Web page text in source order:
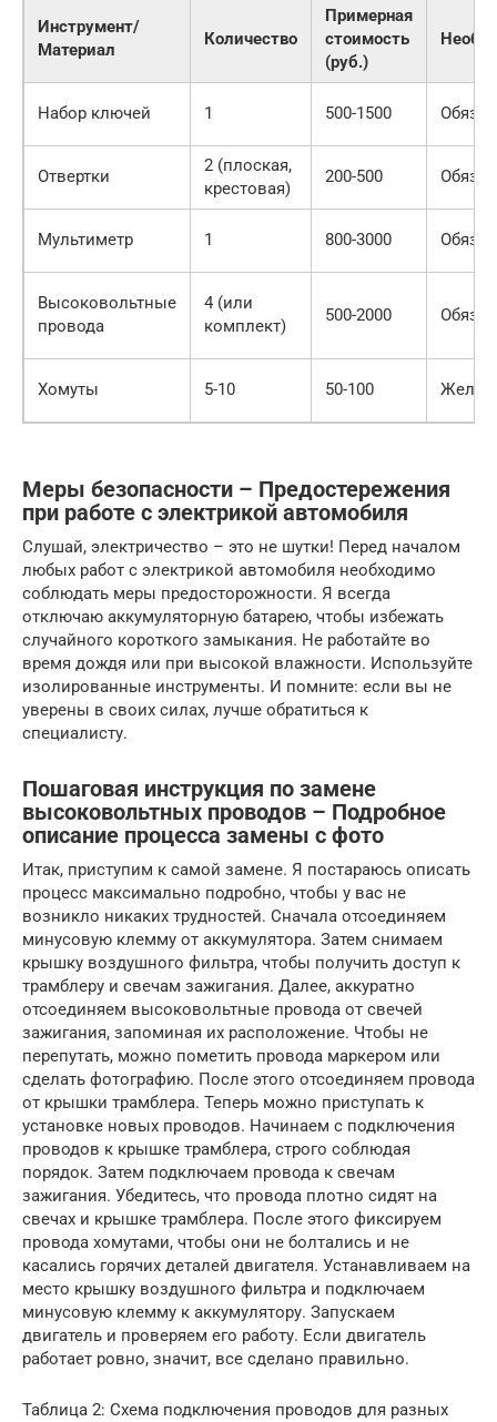
Инструмент/
Материал
Количество
Примерная
стоимость
(руб.)
Набор ключей 1 500-1500
Отвертки
2 (плоская,
крестовая)
200-500
Мультиметр 1 800-3000
Высоковольтные
провода
4 (или
комплект)
500-2000
Хомуты 5-10 50-100
Меры безопасности – Предостережения
при работе с электрикой автомобиля
Слушай, электричество – это не шутки! Перед началом
любых работ с электрикой автомобиля необходимо
соблюдать меры предосторожности. Я всегда
отключаю аккумуляторную батарею, чтобы избежать
случайного короткого замыкания. Не работайте во
время дождя или при высокой влажности. Используйте
изолированные инструменты. И помните: если вы не
уверены в своих силах, лучше обратиться к
специалисту.
Пошаговая инструкция по замене
высоковольтных проводов – Подробное
описание процесса замены с фото
Итак, приступим к самой замене. Я постараюсь описать
процесс максимально подробно, чтобы у вас не
возникло никаких трудностей. Сначала отсоединяем
минусовую клемму от аккумулятора. Затем снимаем
крышку воздушного фильтра, чтобы получить доступ к
трамблеру и свечам зажигания. Далее, аккуратно
отсоединяем высоковольтные провода от свечей
зажигания, запоминая их расположение. Чтобы не
перепутать, можно пометить провода маркером или
сделать фотографию. После этого отсоединяем провода
от крышки трамблера. Теперь можно приступать к
установке новых проводов. Начинаем с подключения
проводов к крышке трамблера, строго соблюдая
порядок. Затем подключаем провода к свечам
зажигания. Убедитесь, что провода плотно сидят на
свечах и крышке трамблера. После этого фиксируем
провода хомутами, чтобы они не болтались и не
касались горячих деталей двигателя. Устанавливаем на
место крышку воздушного фильтра и подключаем
минусовую клемму к аккумулятору. Запускаем
двигатель и проверяем его работу. Если двигатель
работает ровно, значит, все сделано правильно.
Таблица 2: Схема подключения проводов для разных